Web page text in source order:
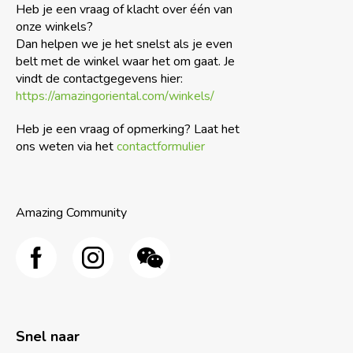
Heb je een vraag of klacht over één van
onze winkels?
Dan helpen we je het snelst als je even
belt met de winkel waar het om gaat. Je
vindt de contactgegevens hier:
https://amazingoriental.com/winkels/
Heb je een vraag of opmerking? Laat het
ons weten via hetcontactformulier
Amazing Community
Snel naar